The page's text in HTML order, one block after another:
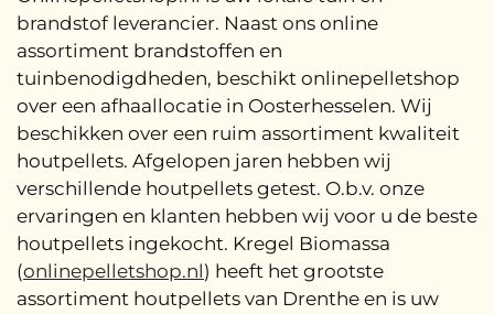
brandstof leverancier. Naast ons online
assortiment brandstoffen en
tuinbenodigdheden, beschikt onlinepelletshop
over een afhaallocatie in Oosterhesselen. Wij
beschikken over een ruim assortiment kwaliteit
houtpellets. Afgelopen jaren hebben wij
verschillende houtpellets getest. O.b.v. onze
ervaringen en klanten hebben wij voor u de beste
houtpellets ingekocht. Kregel Biomassa
(onlinepelletshop.nl) heeft het grootste
assortiment houtpellets van Drenthe en is uw